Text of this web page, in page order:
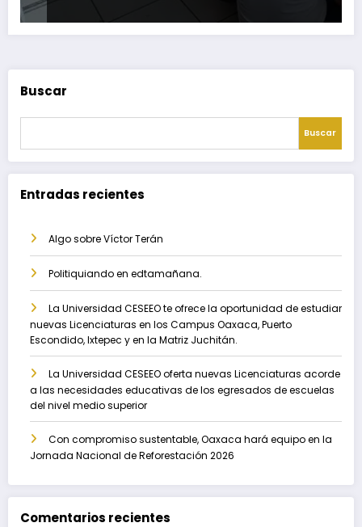
Buscar
Buscar
Entradas recientes
Algo sobre Víctor Terán
Politiquiando en edtamañana.
La Universidad CESEEO te ofrece la oportunidad de estudiar
nuevas Licenciaturas en los Campus Oaxaca, Puerto
Escondido, Ixtepec y en la Matriz Juchitán.
La Universidad CESEEO oferta nuevas Licenciaturas acorde
a las necesidades educativas de los egresados de escuelas
del nivel medio superior
Con compromiso sustentable, Oaxaca hará equipo en la
Jornada Nacional de Reforestación 2026
Comentarios recientes